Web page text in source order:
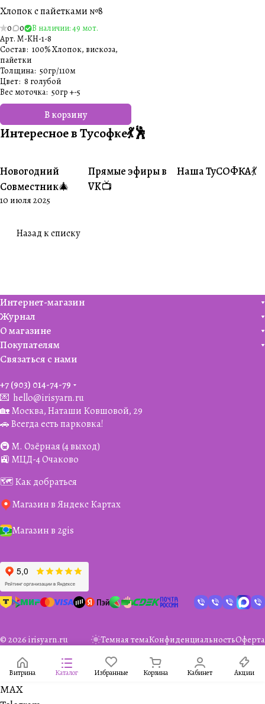
Хлопок с пайетками №8
0 0
В наличии: 49 мот.
Арт. M-KH-1-8
В корзину
Состав: 100% Хлопок, вискоза,
пайетки
Толщина: 50гр/110м
Цвет: 8 голубой
Вес моточка: 50гр +-5
Интересное в Тусофке💃🕺
#Совместники
Новогодний
Совместник🎄
10 июля 2025
#Житуха
Прямые эфиры в
VK📺
#Совместники
Наша ТуСОФКА💃
Назад к списку
Интернет-магазин
Журнал
О магазине
Покупателям
Связаться с нами
+7 (903) 014-74-79‬
💌 hello@irisyarn.ru
🏡 Москва, Наташи Ковшовой, 29
🚗 Всегда есть парковка!
🚇 М. Озёрная (4 выход)
🚉 МЦД-4 Очаково
🗺️ Как добраться
Магазин в Яндекс Картах
Магазин в 2gis
© 2026 irisyarn.ru Темная темаКонфиденциальностьОферта
Витрина Каталог Избранные Корзина Кабинет Акции
MAX